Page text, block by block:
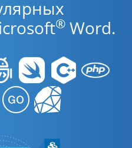
® Word.